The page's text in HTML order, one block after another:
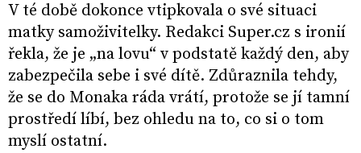
V té době dokonce vtipkovala o své situaci
matky samoživitelky. Redakci Super.cz s ironií
řekla, že je „na lovu“ v podstatě každý den, aby
zabezpečila sebe i své dítě. Zdůraznila tehdy,
že se do Monaka ráda vrátí, protože se jí tamní
prostředí líbí, bez ohledu na to, co si o tom
myslí ostatní.